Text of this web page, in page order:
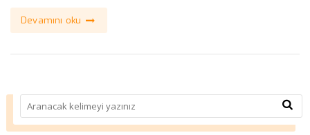
Devamını oku